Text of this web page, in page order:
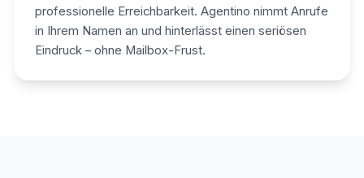
professionelle Erreichbarkeit. Agentino nimmt Anrufe
in Ihrem Namen an und hinterlässt einen seriösen
Eindruck – ohne Mailbox-Frust.